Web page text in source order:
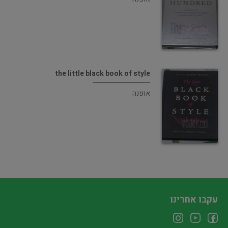
the little black book of style
אופנה
עקבו אחרינו